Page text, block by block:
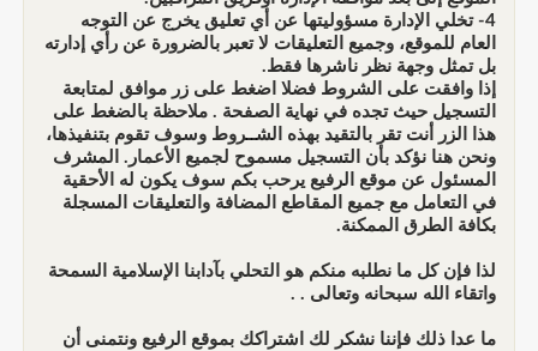
4- تخلي الإدارة مسؤوليتها عن أي تعليق يخرج عن التوجه
العام للموقع، وجميع التعليقات لا تعبر بالضرورة عن رأي إدارته
بل تمثل وجهة نظر ناشرها فقط.
إذا وافقت على الشروط فضلا اضغط على زر موافق لمتابعة
التسجيل حيث تجده في نهاية الصفحة . ملاحظة بالضغط على
هذا الزر أنت تقر بالتقيد بهذه الشــروط وسوف تقوم بتنفيذها،
ونحن هنا نؤكد بأن التسجيل مسموح لجميع الأعمار. المشرف
المسئول عن موقع الرفيع يرحب بكم سوف يكون له الأحقية
في التعامل مع جميع المقاطع المضافة والتعليقات المسجلة
بكافة الطرق الممكنة.
لذا فإن كل ما نطلبه منكم هو التحلي بآدابنا الإسلامية السمحة
واتقاء الله سبحانه وتعالى . .
ما عدا ذلك فإننا نشكر لك اشتراكك بموقع الرفيع ونتمنى أن